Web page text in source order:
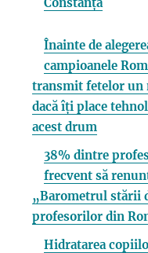
Înainte de
campioanele
transmit fetelor un
dacă îți place
acest drum
38% dintre
frecvent să
„Barometrul stării
profesorilor din
Hidratarea